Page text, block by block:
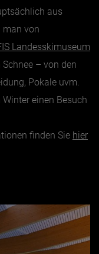
aus
man von
Landesskimuseum
– von den
Pokale uvm.
einen Besuch
finden Sie hier